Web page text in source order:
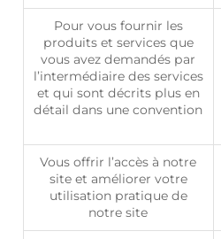
Pour vous fournir les
produits et services que
vous avez demandés par
l’intermédiaire des services
et qui sont décrits plus en
détail dans une convention
Vous offrir l’accès à notre
site et améliorer votre
utilisation pratique de
notre site